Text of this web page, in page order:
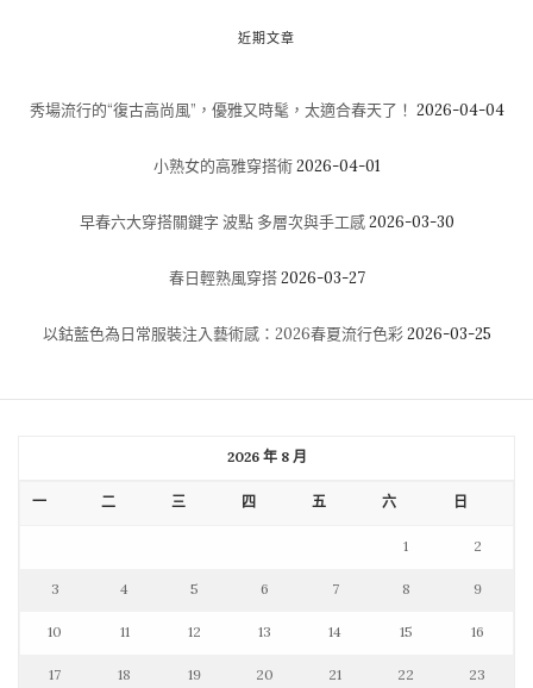
內向的人被誤解的是他們不喜歡人，或者他們不擅長與他人
單：性格外向傾向於與人互動，獲取他們在某些方面需要的
快樂和成功。在另一方面，內向的人通常不需要來自任何人
特性，而這裡僅僅是其中的幾個：
他們是細膩的規劃師，內向的人作出任何草率的決定前會努